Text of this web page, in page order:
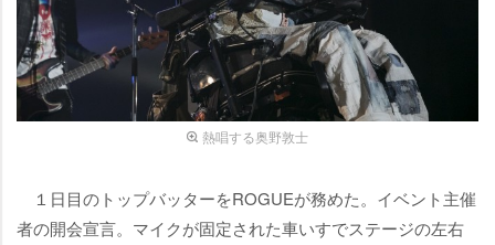
熱唱する奥野敦士
１日目のトップバッターをROGUEが務めた。イベント主催
者の開会宣言。マイクが固定された車いすでステージの左右